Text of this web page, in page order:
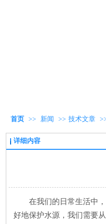
首页 >> 新闻 >> 技术文章
详细内容
在我们的日常生活中
好地保护水源，我们需要